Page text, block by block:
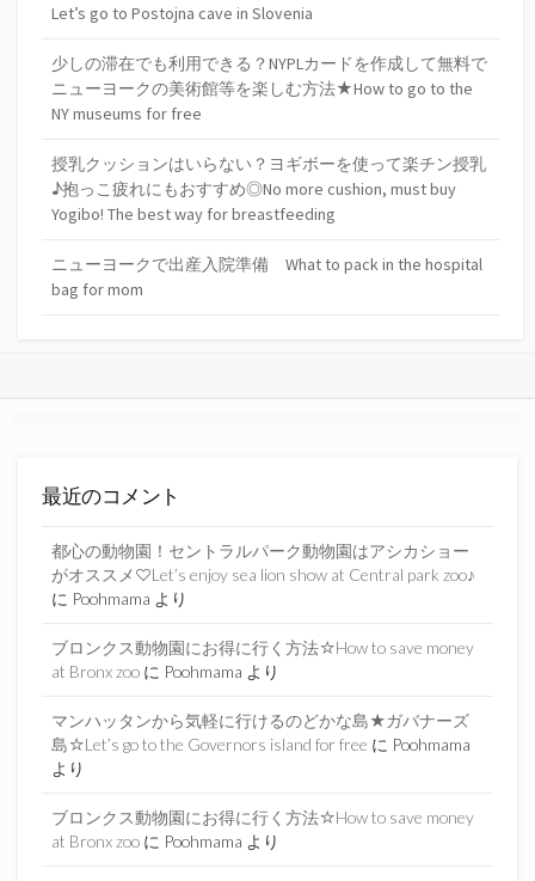
Let’s go to Postojna cave in Slovenia
少しの滞在でも利用できる？NYPLカードを作成して無料で
ニューヨークの美術館等を楽しむ方法★How to go to the
NY museums for free
授乳クッションはいらない？ヨギボーを使って楽チン授乳
♪抱っこ疲れにもおすすめ◎No more cushion, must buy
Yogibo! The best way for breastfeeding
ニューヨークで出産入院準備 What to pack in the hospital
bag for mom
最近のコメント
都心の動物園！セントラルパーク動物園はアシカショー
がオススメ♡Let’s enjoy sea lion show at Central park zoo♪
に Poohmama より
ブロンクス動物園にお得に行く方法☆How to save money
at Bronx zoo に Poohmama より
マンハッタンから気軽に行けるのどかな島★ガバナーズ
島☆Let’s go to the Governors island for free に Poohmama
より
ブロンクス動物園にお得に行く方法☆How to save money
at Bronx zoo に Poohmama より